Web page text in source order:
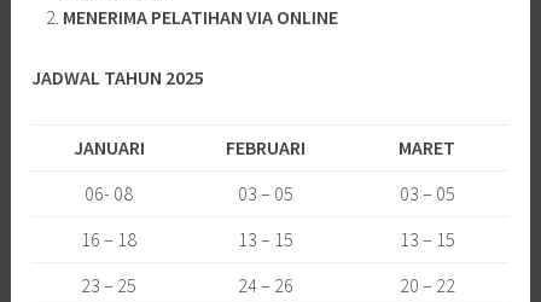
MENERIMA PELATIHAN VIA ONLINE
JADWAL TAHUN 2025
JANUARI FEBRUARI
MARET
06- 08
03 – 05
03 – 05
16 – 18
13 – 15
13 – 15
23 – 25
24 – 26 20 – 22